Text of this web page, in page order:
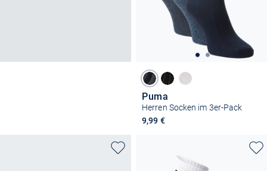
Puma
Herren Socken im 3er-Pack
9,99 €